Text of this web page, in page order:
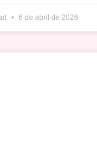
6 de abril de 2026